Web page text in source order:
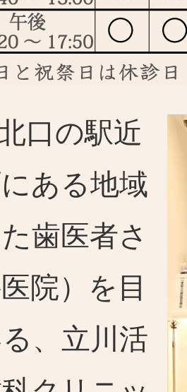
口の駅近
ある地域
歯医者さ
院）を目
、立川活